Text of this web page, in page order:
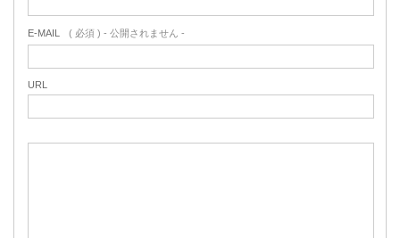
E-MAIL ( 必須 ) - 公開されません -
URL